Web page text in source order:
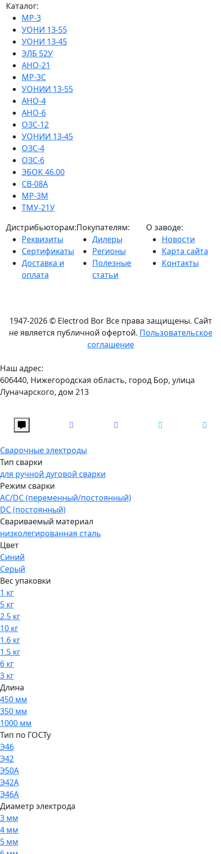
Каталог:
МР-3
УОНИ 13-55
УОНИ 13-45
ЭЛБ 52У
АНО-21
МР-3С
УОНИИ 13-55
АНО-4
АНО-6
ОЗС-12
УОНИИ 13-45
ОЗС-4
ОЗС-6
ЭБОК 46.00
СВ-08А
МР-3М
ТМУ-21У
Дистрибьюторам:
Реквизиты
Сертификаты
Доставка и
оплата
Покупателям:
Дилеры
Регионы
Полезные
статьи
О заводе:
Новости
Карта сайта
Контакты
1947-2026 © Electrod Bor Все права защищены. Сайт
не является публичной офертой. Пользовательское
соглашение
Наш адрес:
606440, Нижегородская область, город Бор, улица
Луначарского, дом 213
Сварочные электроды
Тип сварки
для ручной дуговой сварки
Режим сварки
AC/DC (переменный/постоянный)
DC (постоянный)
Свариваемый материал
низколегированная сталь
Цвет
Синий
Серый
Вес упаковки
1 кг
5 кг
2.5 кг
10 кг
1.6 кг
1.5 кг
6 кг
3 кг
Длина
450 мм
350 мм
1000 мм
Тип по ГОСТу
Э46
Э42
Э50А
Э42А
Э46А
Диаметр электрода
3 мм
4 мм
5 мм